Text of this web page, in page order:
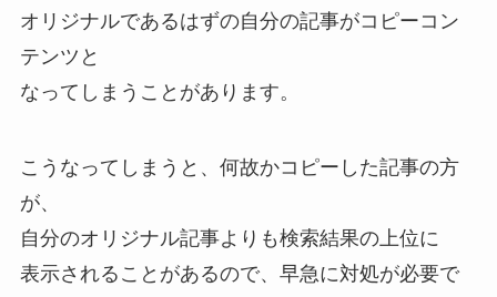
オリジナルであるはずの自分の記事がコピーコン
テンツと
なってしまうことがあります。
こうなってしまうと、何故かコピーした記事の方
が、
自分のオリジナル記事よりも検索結果の上位に
表示されることがあるので、早急に対処が必要で